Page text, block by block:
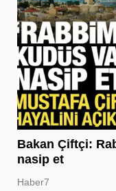
Bakan Çiftçi:
nasip et
Haber7